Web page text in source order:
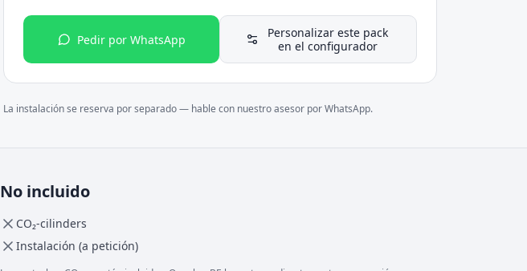
Pedir por WhatsApp
Personalizar este pack
en el configurador
La instalación se reserva por separado — hable con nuestro asesor por WhatsApp.
No incluido
CO₂-cilinders
Instalación (a petición)